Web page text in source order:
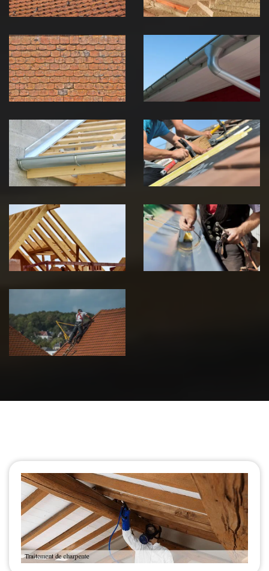
démoussage de
toiture 39
Jura
pose de
gouttière 39
Jura
Pose de
Chéneau 39
Jura
Réparation de
toiture 39
Jura
Traitement de
charpente 39
Jura
Travaux de
zinguerie 39
Jura
Urgence fuite
de toiture 39
Jura